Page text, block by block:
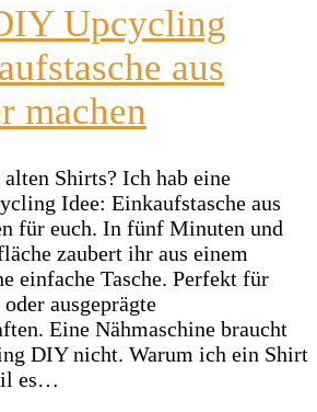
Upcycling
aus
machen
Shirts? Ich hab eine
Idee: Einkaufstasche aus
für euch. In fünf Minuten und
zaubert ihr aus einem
einfache Tasche. Perfekt für
ausgeprägte
Eine Nähmaschine braucht
DIY nicht. Warum ich ein Shirt
es…